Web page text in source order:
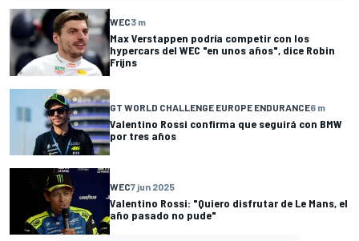
WEC3 m
Max Verstappen podría competir con los
hypercars del WEC "en unos años", dice Robin
Frijns
GT WORLD CHALLENGE EUROPE ENDURANCE6 m
Valentino Rossi confirma que seguirá con BMW
por tres años
WEC7 jun 2025
Valentino Rossi: "Quiero disfrutar de Le Mans, el
año pasado no pude"